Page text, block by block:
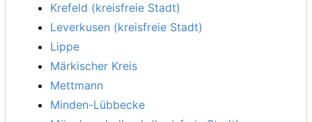
Krefeld (kreisfreie Stadt)
Leverkusen (kreisfreie Stadt)
Lippe
Märkischer Kreis
Mettmann
Minden-Lübbecke